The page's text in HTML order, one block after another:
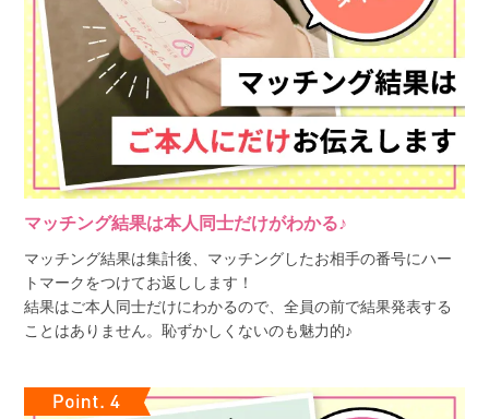
マッチング結果は本人同士だけがわかる♪
マッチング結果は集計後、マッチングしたお相手の番号にハー
トマークをつけてお返しします！
結果はご本人同士だけにわかるので、全員の前で結果発表する
ことはありません。恥ずかしくないのも魅力的♪